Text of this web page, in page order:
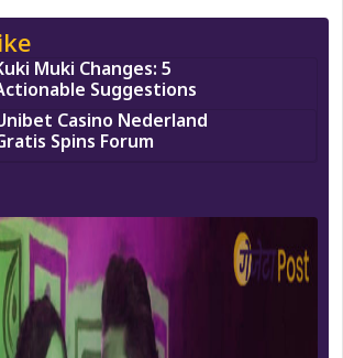
Muki Changes: 5
Suggestions
Casino Nederland
Spins Forum